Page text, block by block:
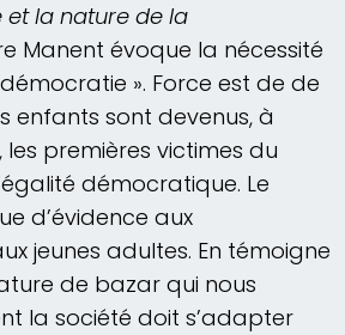
et la nature de la
Manent évoque la nécessité
». Force est de de
enfants sont devenus, à
les premières victimes du
démocratique. Le
d’évidence aux
jeunes adultes. En témoigne
de bazar qui nous
la société doit s’adapter